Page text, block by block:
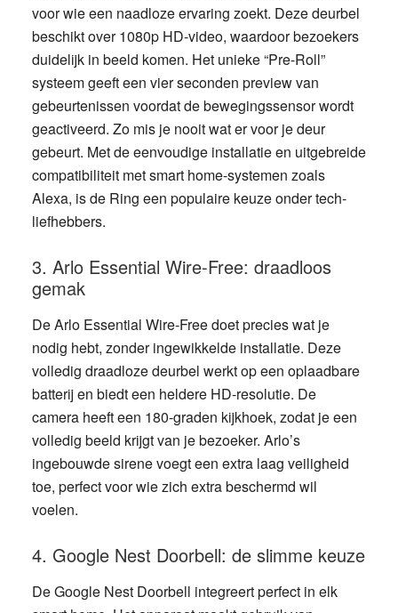
voor wie een naadloze ervaring zoekt. Deze deurbel
beschikt over 1080p HD-video, waardoor bezoekers
duidelijk in beeld komen. Het unieke “Pre-Roll”
systeem geeft een vier seconden preview van
gebeurtenissen voordat de bewegingssensor wordt
geactiveerd. Zo mis je nooit wat er voor je deur
gebeurt. Met de eenvoudige installatie en uitgebreide
compatibiliteit met smart home-systemen zoals
Alexa, is de Ring een populaire keuze onder tech-
liefhebbers.
3. Arlo Essential Wire-Free: draadloos
gemak
DeArlo Essential Wire-Freedoet precies wat je
nodig hebt, zonder ingewikkelde installatie. Deze
volledig draadloze deurbel werkt op een oplaadbare
batterij en biedt een heldere HD-resolutie. De
camera heeft een 180-graden kijkhoek, zodat je een
volledig beeld krijgt van je bezoeker. Arlo’s
ingebouwde sirene voegt een extra laag veiligheid
toe, perfect voor wie zich extra beschermd wil
voelen.
4. Google Nest Doorbell: de slimme keuze
DeGoogle Nest Doorbell integreert perfect in elk